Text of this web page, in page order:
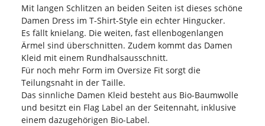
Mit langen Schlitzen an beiden Seiten ist dieses schöne
Damen Dress im T-Shirt-Style ein echter Hingucker.
Es fällt knielang. Die weiten, fast ellenbogenlangen
Ärmel sind überschnitten. Zudem kommt das Damen
Kleid mit einem Rundhalsausschnitt.
Für noch mehr Form im Oversize Fit sorgt die
Teilungsnaht in der Taille.
Das sinnliche Damen Kleid besteht aus Bio-Baumwolle
und besitzt ein Flag Label an der Seitennaht, inklusive
einem dazugehörigen Bio-Label.